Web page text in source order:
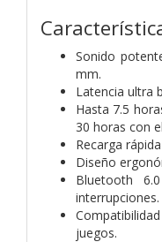
Sonido
mm.
Latencia ultra
Hasta 7.5
30 horas con
Recarga
Diseño
Bluetooth
interrupciones.
juegos.